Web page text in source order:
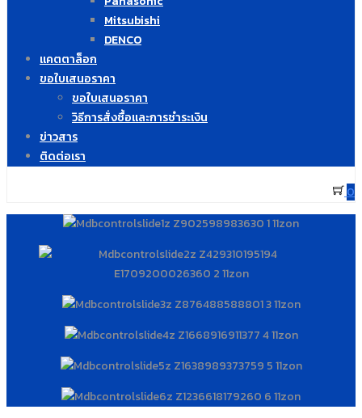
Mitsubishi
DENCO
แคตตาล็อก
ขอใบเสนอราคา
ขอใบเสนอราคา
วิธีการสั่งซื้อและการชำระเงิน
ข่าวสาร
ติดต่อเรา
0